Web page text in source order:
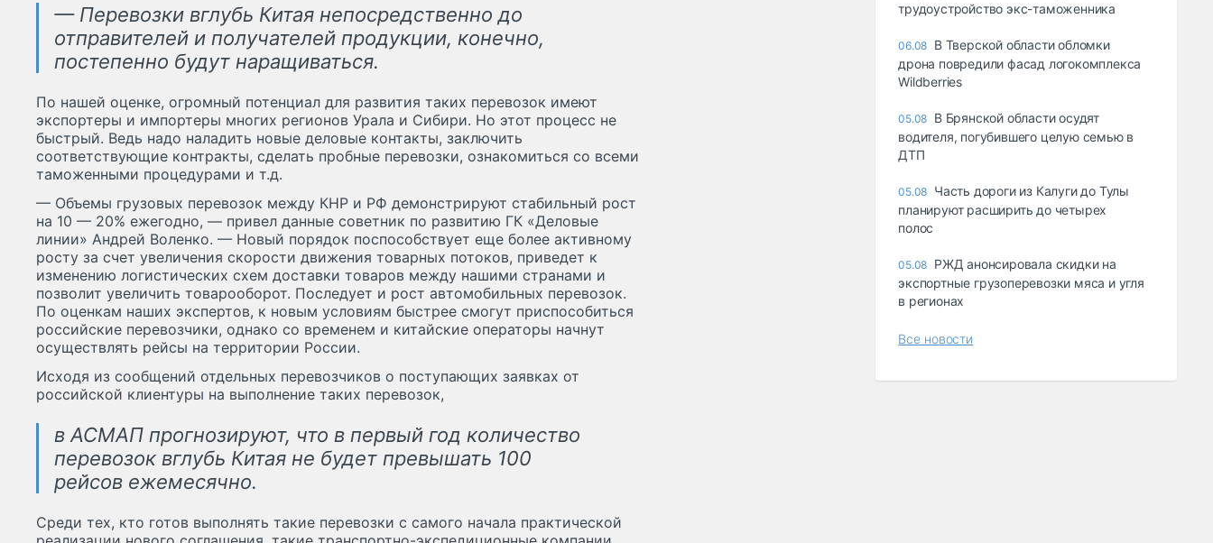
— Перевозки вглубь Китая непосредственно до
отправителей и получателей продукции, конечно,
постепенно будут наращиваться.
По нашей оценке, огромный потенциал для развития таких перевозок имеют
экспортеры и импортеры многих регионов Урала и Сибири. Но этот процесс не
быстрый. Ведь надо наладить новые деловые контакты, заключить
соответствующие контракты, сделать пробные перевозки, ознакомиться со всеми
таможенными процедурами и т.д.
— Объемы грузовых перевозок между КНР и РФ демонстрируют стабильный рост
на 10 — 20% ежегодно, — привел данные советник по развитию ГК «Деловые
линии» Андрей Воленко. — Новый порядок поспособствует еще более активному
росту за счет увеличения скорости движения товарных потоков, приведет к
изменению логистических схем доставки товаров между нашими странами и
позволит увеличить товарооборот. Последует и рост автомобильных перевозок.
По оценкам наших экспертов, к новым условиям быстрее смогут приспособиться
российские перевозчики, однако со временем и китайские операторы начнут
осуществлять рейсы на территории России.
Исходя из сообщений отдельных перевозчиков о поступающих заявках от
российской клиентуры на выполнение таких перевозок,
в АСМАП прогнозируют, что в первый год количество
перевозок вглубь Китая не будет превышать 100
рейсов ежемесячно.
Среди тех, кто готов выполнять такие перевозки с самого начала практической
трудоустройство экс-таможенника
06.08 В Тверской области обломки
дрона повредили фасад логокомплекса
Wildberries
05.08 В Брянской области осудят
водителя, погубившего целую семью в
ДТП
05.08 Часть дороги из Калуги до Тулы
планируют расширить до четырех
полос
05.08 РЖД анонсировала скидки на
экспортные грузоперевозки мяса и угля
в регионах
Все новости